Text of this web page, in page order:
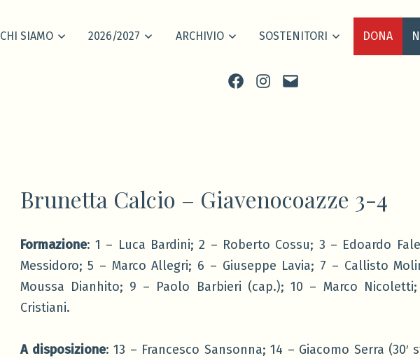
CHI SIAMO 2026/2027 ARCHIVIO SOSTENITORI DONA
FacebookInstagram
scrivi
Brunetta Calcio – Giavenocoazze 3-4
Formazione: 1 – Luca Bardini; 2 – Roberto Cossu; 3 – Edoardo
Messidoro; 5 – Marco Allegri; 6 – Giuseppe Lavia; 7 – Callisto
Moussa Dianhito; 9 – Paolo Barbieri (cap.); 10 – Marco Nicoletti;
Cristiani.
A disposizione: 13 – Francesco Sansonna; 14 – Giacomo Serra (30′